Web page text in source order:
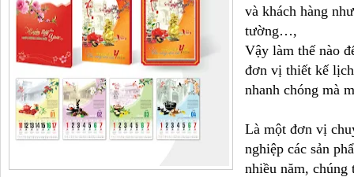
và khách hàng
tường…,
Vậy làm thế nào
đơn vị thiết kế
nhanh chóng mà
Là một đơn vị
nghiệp các sản
nhiều năm,